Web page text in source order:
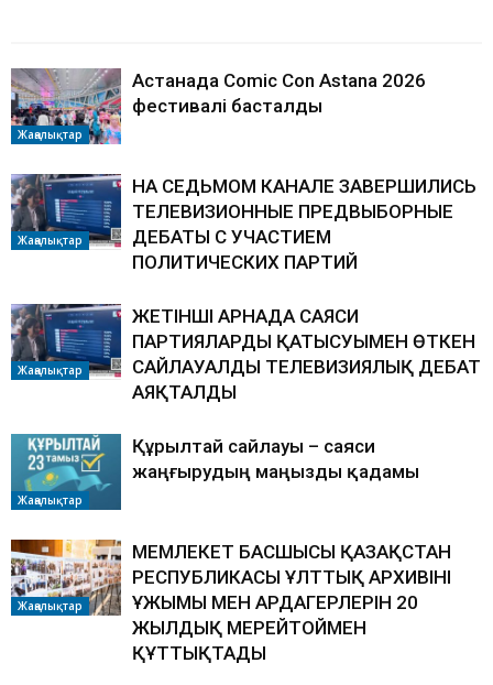
Жаңалықтар
Астанада Comic Con Astana 2026
фестивалі басталды
Жаңалықтар
НА СЕДЬМОМ КАНАЛЕ ЗАВЕРШИЛИСЬ
ТЕЛЕВИЗИОННЫЕ ПРЕДВЫБОРНЫЕ
ДЕБАТЫ С УЧАСТИЕМ
ПОЛИТИЧЕСКИХ ПАРТИЙ
Жаңалықтар
ЖЕТІНШІ АРНАДА САЯСИ
ПАРТИЯЛАРДЫҢ ҚАТЫСУЫМЕН ӨТКЕН
САЙЛАУАЛДЫ ТЕЛЕВИЗИЯЛЫҚ ДЕБАТ
АЯҚТАЛДЫ
Жаңалықтар
Құрылтай сайлауы – саяси
жаңғырудың маңызды қадамы
Жаңалықтар
МЕМЛЕКЕТ БАСШЫСЫ ҚАЗАҚСТАН
РЕСПУБЛИКАСЫ ҰЛТТЫҚ АРХИВІНІҢ
ҰЖЫМЫ МЕН АРДАГЕРЛЕРІН 20
ЖЫЛДЫҚ МЕРЕЙТОЙМЕН
ҚҰТТЫҚТАДЫ